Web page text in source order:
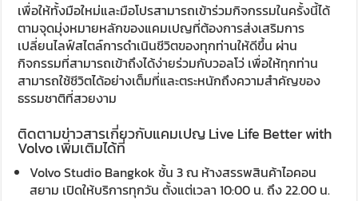
เพื่อให้ทั้งมือใหม่และมือโปรสามารถเข้าร่วมกิจกรรมในครั้งนี้ได้
ตามจุดมุ่งหมายหลักของแคมเปญที่ต้องการส่งเสริมการ
เปลี่ยนไลฟ์สไตล์การดำเนินชีวิตของทุกท่านให้ดีขึ้น ผ่าน
กิจกรรมที่สามารถเข้าถึงได้ง่ายร่วมกับวอลโว่ เพื่อให้ทุกท่าน
สามารถใช้ชีวิตได้อย่างเต็มที่และตระหนักถึงความสำคัญของ
ธรรมชาติที่สวยงาม
ติดตามข่าวสารเกี่ยวกับแคมเปญ Live Life Better with
Volvo เพิ่มเติมได้ที่
Volvo Studio Bangkok ชั้น 3 ณ ห้างสรรพสินค้าไอคอน
สยาม เปิดให้บริการทุกวัน ตั้งแต่เวลา 10:00 น. ถึง 22.00 น.